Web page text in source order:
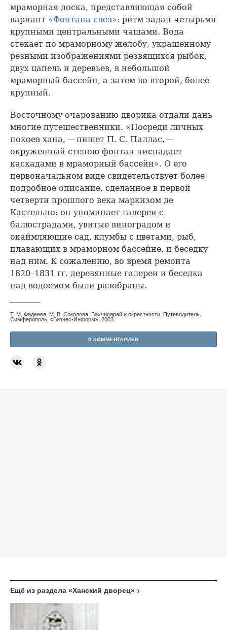
мраморная доска, представляющая собой
вариант «Фонтана слез»: ритм задан четырьмя
крупными центральными чашами. Вода
стекает по мраморному желобу, украшенному
резными изображениями резвящихся рыбок,
двух цапель и деревьев, в небольшой
мраморный бассейн, а затем во второй, более
крупный.
Восточному очарованию дворика отдали дань
многие путешественники. «Посреди личных
покоев хана, — пишет П. С. Паллас, —
окруженный стеною фонтан ниспадает
каскадами в мраморный бассейн». О его
первоначальном виде свидетельствует более
подробное описание, сделанное в первой
четверти прошлого века маркизом де
Кастельно: он упоминает галереи с
балюстрадами, увитые виноградом и
окаймляющие сад, клумбы с цветами, рыб,
плавающих в мраморном бассейне, и беседку
над ним. К сожалению, во время ремонта
1820–1831 гг. деревянные галереи и беседка
над водоемом были разобраны.
Т. М. Фадеева, М. В. Соколова. Бахчисарай и окрестности. Путеводитель.
Симферополь, «Бизнес-Информ», 2003.
0 КОММЕНТАРИЕВ
Ещё из раздела «Ханский дворец»